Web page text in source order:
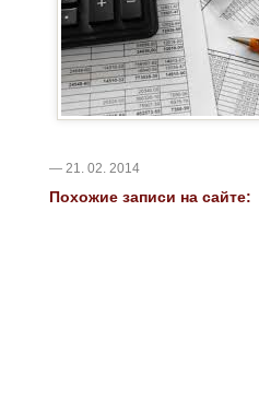
— 21. 02. 2014
Похожие записи на сайте: